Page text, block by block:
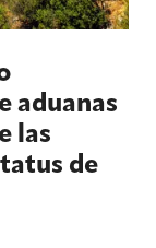
aduanas
las
de